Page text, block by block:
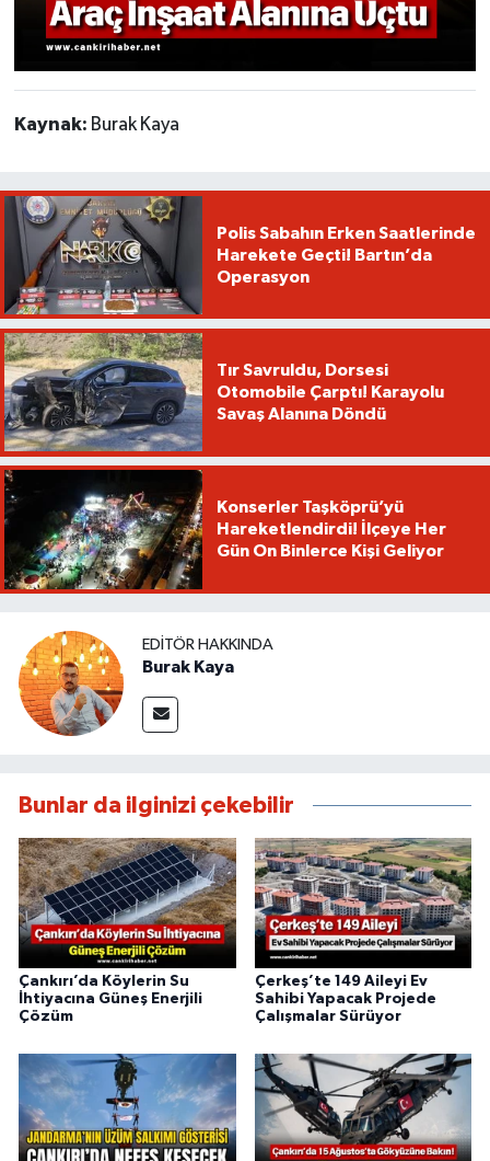
Kaynak: Burak Kaya
Polis Sabahın Erken Saatlerinde
Harekete Geçti! Bartın’da
Operasyon
Tır Savruldu, Dorsesi
Otomobile Çarptı! Karayolu
Savaş Alanına Döndü
Konserler Taşköprü’yü
Hareketlendirdi! İlçeye Her
Gün On Binlerce Kişi Geliyor
EDITÖR HAKKINDA
Burak Kaya
Bunlar da ilginizi çekebilir
Çankırı’da Köylerin Su
İhtiyacına Güneş Enerjili
Çözüm
Çerkeş’te 149 Aileyi Ev
Sahibi Yapacak Projede
Çalışmalar Sürüyor